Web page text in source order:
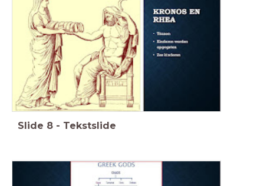
Slide 8 - Tekstslide